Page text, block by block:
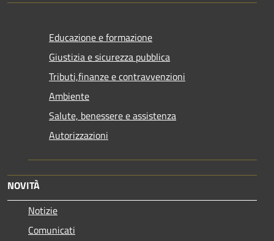
Educazione e formazione
Giustizia e sicurezza pubblica
Tributi,finanze e contravvenzioni
Ambiente
Salute, benessere e assistenza
Autorizzazioni
NOVITÀ
Notizie
Comunicati